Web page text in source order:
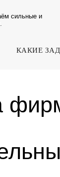
сильные и
КАКИЕ